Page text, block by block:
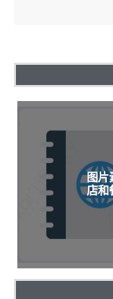
图片
店和